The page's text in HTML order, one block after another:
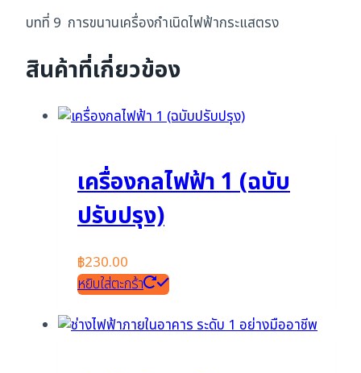
บทที่ 9 การขนานเครื่องกำเนิดไฟฟ้ากระแสตรง
สินค้าที่เกี่ยวข้อง
เครื่องกลไฟฟ้า 1 (ฉบับ
ปรับปรุง)
฿230.00
หยิบใส่ตะกร้า